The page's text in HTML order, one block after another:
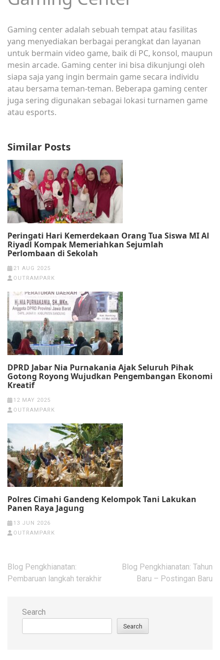
Gaming center adalah sebuah tempat atau fasilitas
yang menyediakan berbagai perangkat dan layanan
untuk bermain video game, baik di PC, konsol, maupun
mesin arcade. Gaming center ini bisa dikunjungi oleh
siapa saja yang ingin bermain game secara individu
atau bersama teman-teman. Beberapa gaming center
juga sering digunakan sebagai lokasi turnamen game
atau esports.
Similar Posts
Peringati Hari Kemerdekaan Orang Tua Siswa MI Al
Riyadl Kompak Memeriahkan Sejumlah
Perlombaan di Sekolah
21 AUG 2025
OUTRAMPARK
DPRD Jabar Nia Purnakania Ajak Seluruh Pihak
Gotong Royong Wujudkan Pengembangan Ekonomi
Kreatif
12 MAY 2025
OUTRAMPARK
Polres Cimahi Gandeng Kelompok Tani Lakukan
Panen Raya Jagung
13 JUN 2026
OUTRAMPARK
Post
navigation
Blog Pengkhianatan:
Pembaruan langkah terakhir
Blog Pengkhianatan: Tahun
Baru – Postingan Baru
Search
Search